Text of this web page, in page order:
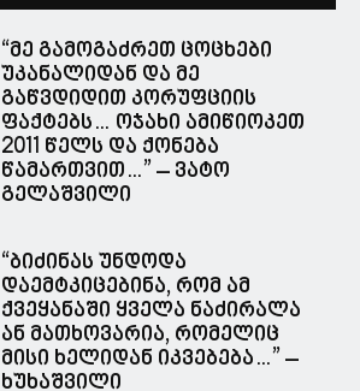
“მე გამოგაძრეთ ცოცხები
უკანალიდან და მე
გაწვდიდით კორუფციის
ფაქტებს… ოჯახი ამიწიოკეთ
2011 წელს და ქონება
წამართვით…” – ვატო
გელაშვილი
“ბიძინას უნდოდა
დაემტკიცებინა, რომ ამ
ქვეყანაში ყველა ნაძირალა
ან მათხოვარია, რომელიც
მისი ხელიდან იკვებება…” –
ხუხაშვილი